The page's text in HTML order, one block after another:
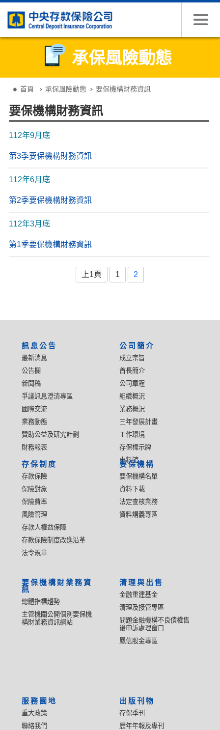
承保風險動態
首頁 承保風險動態 要保機構財務資訊
要保機構財務資訊
112年9月底
第3季要保機構財務資訊
112年6月底
第2季要保機構財務資訊
112年3月底
第1季要保機構財務資訊
上1頁 1 2
訊息公告
最新消息
公告欄
新聞稿
爭議訊息澄清專區
國際交流
業務動態
贊助公益及研究計劃
財務報表
公司簡介
成立宗旨
首長簡介
公司章程
組織概況
業務概況
三年發展計畫
工作環境
存保標示牌
史料館
存保制度
存款保險
保險對象
保險費率
風險管理
存款人權益保障
存款保險制度改進沿革
法令規章
要保機構
要保機構名單
資料下載
法定查核業務
資料講義專區
要保機構財業務資
訊
總體指標趨勢
主管機關公開個別要保機
構財業務資訊網站
清理與出售
金融重建基金
清理及接管專區
問題金融機構不良債權售
後申訴處理窗口
鳳信股金專區
服務園地
重大政策
聯絡我們
出版刊物
存保季刊
歷年年報及專刊